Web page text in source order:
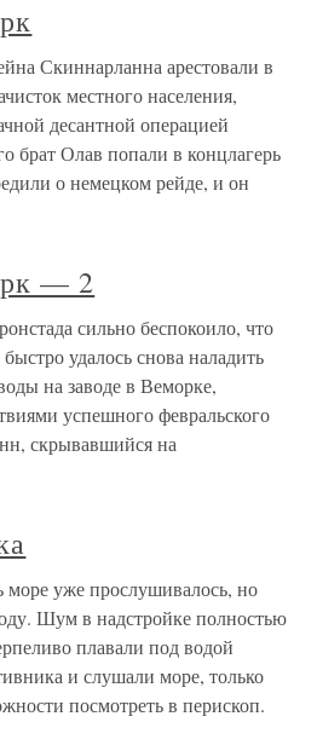
Скиннарланна арестовали в
местного населения,
десантной операцией
брат Олав попали в концлагерь
о немецком рейде, и он
— 2
сильно беспокоило, что
удалось снова наладить
на заводе в Веморке,
успешного февральского
скрывавшийся на
море уже прослушивалось, но
Шум в надстройке полностью
плавали под водой
и слушали море, только
посмотреть в перископ.